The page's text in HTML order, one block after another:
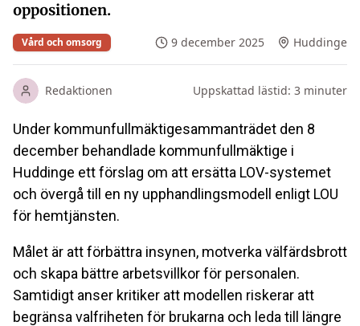
oppositionen.
Vård och omsorg 9 december 2025 Huddinge
Redaktionen Uppskattad lästid: 3 minuter
Under kommunfullmäktigesammanträdet den 8
december behandlade kommunfullmäktige i
Huddinge ett förslag om att ersätta LOV-systemet
och övergå till en ny upphandlingsmodell enligt LOU
för hemtjänsten.
Målet är att förbättra insynen, motverka välfärdsbrott
och skapa bättre arbetsvillkor för personalen.
Samtidigt anser kritiker att modellen riskerar att
begränsa valfriheten för brukarna och leda till längre